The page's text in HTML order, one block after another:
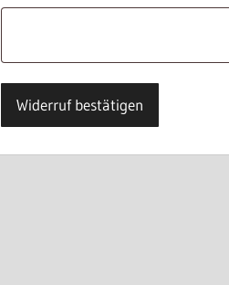
Widerruf bestätigen